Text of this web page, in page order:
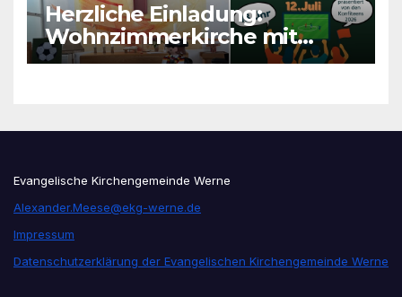
Herzliche Einladung:
Wohnzimmerkirche mit
unseren Konfis
Evangelische Kirchengemeinde Werne
Alexander.Meese@ekg-werne.de
Impressum
Datenschutzerklärung der Evangelischen Kirchengemeinde Werne